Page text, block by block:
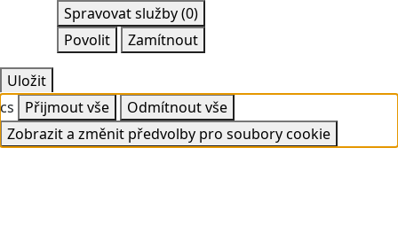
Spravovat služby(0)
Povolit
Zamítnout
Uložit
cs
Přijmout vše
Odmítnout vše
Zobrazit a změnit předvolby pro soubory cookie